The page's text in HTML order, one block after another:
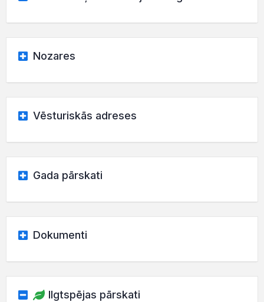
Nozares
Vēsturiskās adreses
Gada pārskati
Dokumenti
Ilgtspējas pārskati